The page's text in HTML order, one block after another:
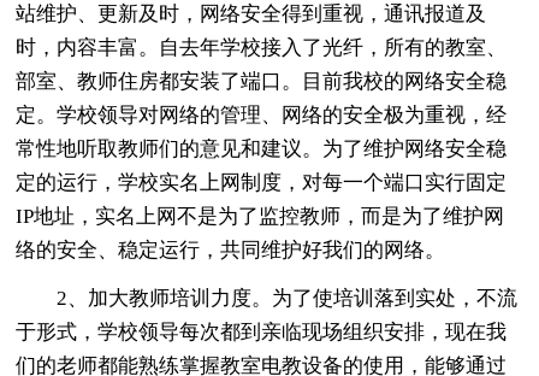
站维护、更新及时，网络安全得到重视，通讯报道及
时，内容丰富。自去年学校接入了光纤，所有的教室、
部室、教师住房都安装了端口。目前我校的网络安全稳
定。学校领导对网络的管理、网络的安全极为重视，经
常性地听取教师们的意见和建议。为了维护网络安全稳
定的运行，学校实名上网制度，对每一个端口实行固定
IP地址，实名上网不是为了监控教师，而是为了维护网
络的安全、稳定运行，共同维护好我们的网络。
2、加大教师培训力度。为了使培训落到实处，不流
于形式，学校领导每次都到亲临现场组织安排，现在我
们的老师都能熟练掌握教室电教设备的使用，能够通过